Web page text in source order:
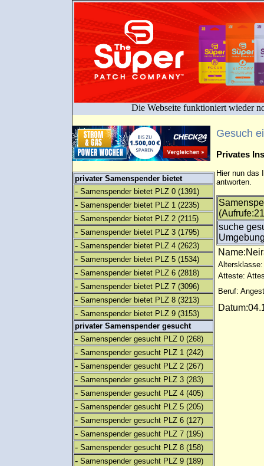
Die Webseite funktioniert wieder
privater Samenspender bietet
- Samenspender bietet PLZ 0 (1391)
- Samenspender bietet PLZ 1 (2235)
- Samenspender bietet PLZ 2 (2115)
- Samenspender bietet PLZ 3 (1795)
- Samenspender bietet PLZ 4 (2623)
- Samenspender bietet PLZ 5 (1534)
- Samenspender bietet PLZ 6 (2818)
- Samenspender bietet PLZ 7 (3096)
- Samenspender bietet PLZ 8 (3213)
- Samenspender bietet PLZ 9 (3153)
privater Samenspender gesucht
- Samenspender gesucht PLZ 0 (268)
- Samenspender gesucht PLZ 1 (242)
- Samenspender gesucht PLZ 2 (267)
- Samenspender gesucht PLZ 3 (283)
- Samenspender gesucht PLZ 4 (405)
- Samenspender gesucht PLZ 5 (205)
- Samenspender gesucht PLZ 6 (127)
- Samenspender gesucht PLZ 7 (195)
- Samenspender gesucht PLZ 8 (158)
- Samenspender gesucht PLZ 9 (189)
Gesuch
Privates
Hier nun das
antworten.
suche
Altersklasse:
Atteste:
Beruf: